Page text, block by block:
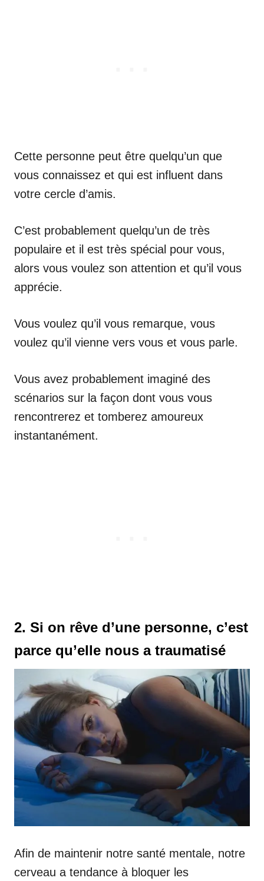
Cette personne peut être quelqu’un que
vous connaissez et qui est influent dans
votre cercle d’amis.
C’est probablement quelqu’un de très
populaire et il est très spécial pour vous,
alors vous voulez son attention et qu’il vous
apprécie.
Vous voulez qu’il vous remarque, vous
voulez qu’il vienne vers vous et vous parle.
Vous avez probablement imaginé des
scénarios sur la façon dont vous vous
rencontrerez et tomberez amoureux
instantanément.
2. Si on rêve d’une personne, c’est
parce qu’elle nous a traumatisé
Afin de maintenir notre santé mentale, notre
cerveau a tendance à bloquer les